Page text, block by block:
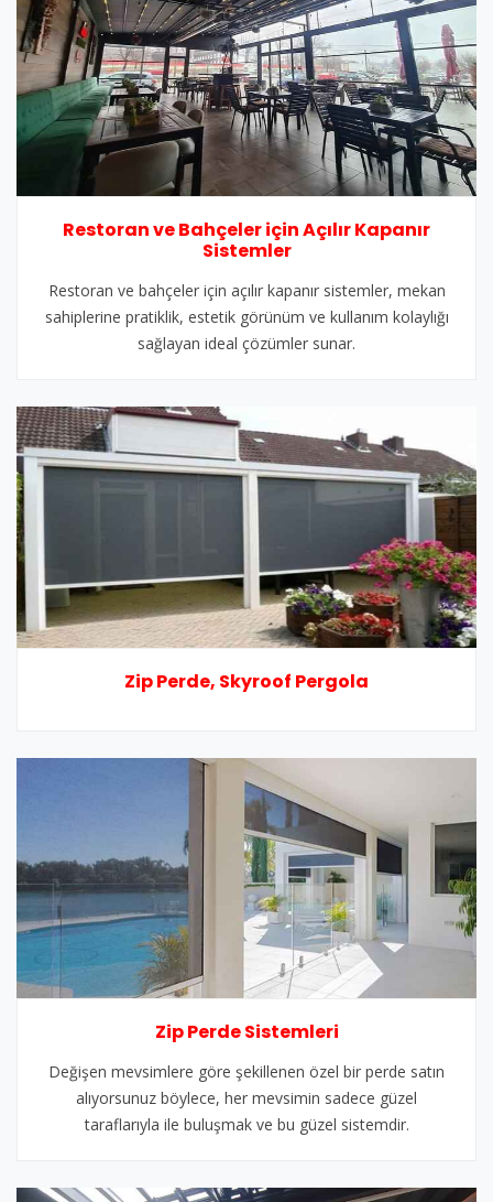
Restoran ve Bahçeler için Açılır Kapanır
Sistemler
Restoran ve bahçeler için açılır kapanır sistemler, mekan
sahiplerine pratiklik, estetik görünüm ve kullanım kolaylığı
sağlayan ideal çözümler sunar.
Zip Perde, Skyroof Pergola
Zip Perde Sistemleri
Değişen mevsimlere göre şekillenen özel bir perde satın
alıyorsunuz böylece, her mevsimin sadece güzel
taraflarıyla ile buluşmak ve bu güzel sistemdir.